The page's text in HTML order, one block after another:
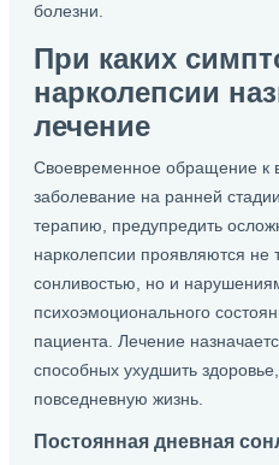
болезни.
При каких
нарколепсии
лечение
Своевременное обращение к
заболевание на ранней
терапию, предупредить
нарколепсии проявляются не
сонливостью, но и
психоэмоционального
пациента. Лечение
способных ухудшить
повседневную жизнь.
Постоянная дневная